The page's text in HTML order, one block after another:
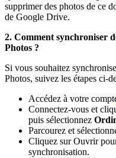
supprimer des photos de ce
de Google Drive.
2. Comment synchroniser
Photos ?
Si vous souhaitez
Photos, suivez les étapes ci-
Accédez à votre
Connectez-vous et
puis sélectionnez
Parcourez et
Cliquez sur Ouvrir
synchronisation.